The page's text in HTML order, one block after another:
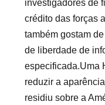
investigadores de
crédito das forças
também gostam
de liberdade de
especificada.Uma
reduzir a
residiu sobre a